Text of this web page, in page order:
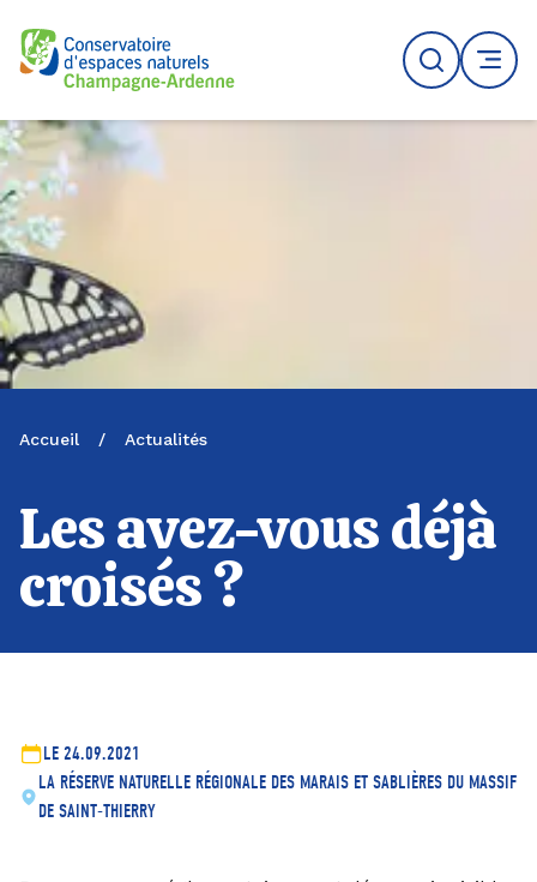
Logo du CENCA
Recherche
MENU
Accueil / Actualités
Les avez-vous déjà
croisés ?
LE 24.09.2021
LA RÉSERVE NATURELLE RÉGIONALE DES MARAIS ET SABLIÈRES DU MASSIF
DE SAINT-THIERRY